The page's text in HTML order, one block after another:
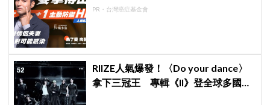
PR・台灣癌症基金會
RIIZE人氣爆發！〈Do your dance〉
拿下三冠王 專輯《II》登全球多國排